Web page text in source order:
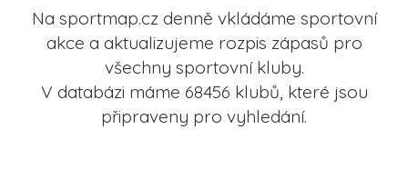
Na sportmap.cz denně vkládáme sportovní
akce a aktualizujeme rozpis zápasů pro
všechny sportovní kluby.
V databázi máme 68456 klubů, které jsou
připraveny pro vyhledání.